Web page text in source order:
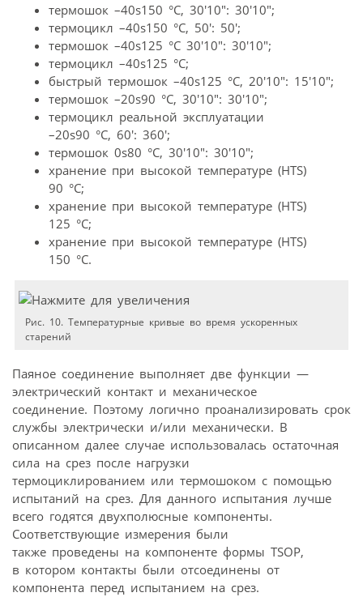
термошок –40ѕ150 °C, 30′10″: 30′10″;
термоцикл –40ѕ150 °C, 50′: 50′;
термошок –40ѕ125 °C 30′10″: 30′10″;
термоцикл –40ѕ125 °C;
быстрый термошок –40ѕ125 °C, 20′10″: 15′10″;
термошок –20ѕ90 °C, 30′10″: 30′10″;
термоцикл реальной эксплуатации
–20ѕ90 °C, 60′: 360′;
термошок 0ѕ80 °C, 30′10″: 30′10″;
хранение при высокой температуре (HTS)
90 °C;
хранение при высокой температуре (HTS)
125 °C;
хранение при высокой температуре (HTS)
150 °C.
Рис. 10. Температурные кривые во время ускоренных
старений
Паяное соединение выполняет две функции —
электрический контакт и механическое
соединение. Поэтому логично проанализировать срок
службы электрически и/или механически. В
описанном далее случае использовалась остаточная
сила на срез после нагрузки
термоциклированием или термошоком с помощью
испытаний на срез. Для данного испытания лучше
всего годятся двухполюсные компоненты.
Соответствующие измерения были
также проведены на компоненте формы TSOP,
в котором контакты были отсоединены от
компонента перед испытанием на срез.